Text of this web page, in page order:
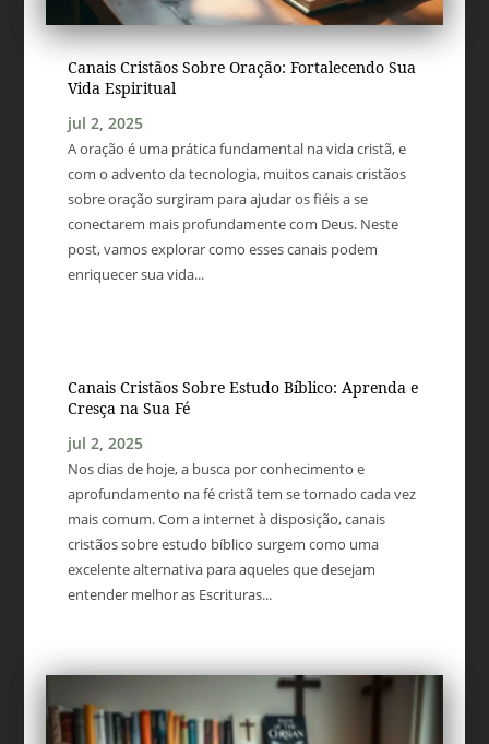
Canais Cristãos Sobre Oração: Fortalecendo Sua
Vida Espiritual
jul 2, 2025
A oração é uma prática fundamental na vida cristã, e
com o advento da tecnologia, muitos canais cristãos
sobre oração surgiram para ajudar os fiéis a se
conectarem mais profundamente com Deus. Neste
post, vamos explorar como esses canais podem
enriquecer sua vida...
Canais Cristãos Sobre Estudo Bíblico: Aprenda e
Cresça na Sua Fé
jul 2, 2025
Nos dias de hoje, a busca por conhecimento e
aprofundamento na fé cristã tem se tornado cada vez
mais comum. Com a internet à disposição, canais
cristãos sobre estudo bíblico surgem como uma
excelente alternativa para aqueles que desejam
entender melhor as Escrituras...